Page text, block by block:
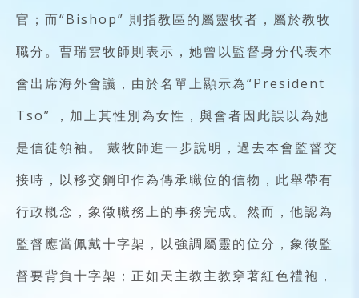
官；而“Bishop” 則指教區的屬靈牧者，屬於教牧
職分。曹瑞雲牧師則表示，她曾以監督身分代表本
會出席海外會議，由於名單上顯示為“President
Tso” ，加上其性別為女性，與會者因此誤以為她
是信徒領袖。 戴牧師進一步說明，過去本會監督交
接時，以移交鋼印作為傳承職位的信物，此舉帶有
行政概念，象徵職務上的事務完成。然而，他認為
監督應當佩戴十字架，以強調屬靈的位分，象徵監
督要背負十字架；正如天主教主教穿著紅色禮袍，